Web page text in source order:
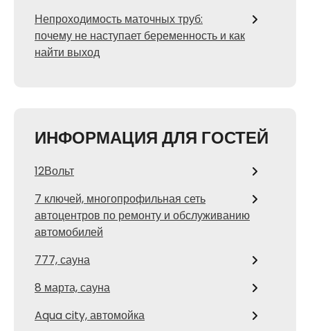
Непроходимость маточных труб:
почему не наступает беременность и как
найти выход
ИНФОРМАЦИЯ ДЛЯ ГОСТЕЙ
12Вольт
7 ключей, многопрофильная сеть
автоцентров по ремонту и обслуживанию
автомобилей
777, сауна
8 марта, сауна
Aqua city, автомойка